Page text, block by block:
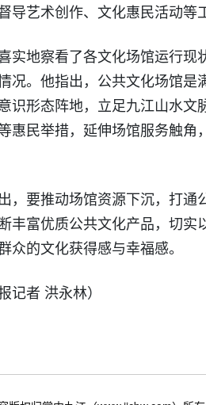
导艺术创作、文化惠民活动等
实地察看了各文化场馆运行
况。他指出，公共文化场馆
识形态阵地，立足九江山水文
惠民举措，延伸场馆服务触
，要推动场馆资源下沉，打通
丰富优质公共文化产品，切
众的文化获得感与幸福感。
记者 洪永林）